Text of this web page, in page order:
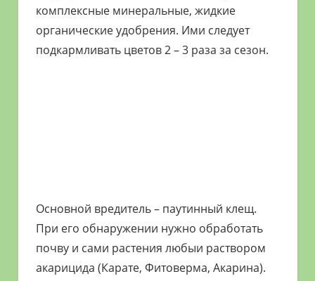
комплексные минеральные, жидкие
органические удобрения. Ими следует
подкармливать цветов 2 – 3 раза за сезон.
Основной вредитель – паутинный клещ.
При его обнаружении нужно обработать
почву и сами растения любыи раствором
акарицида (Карате, Фитоверма, Акарина).